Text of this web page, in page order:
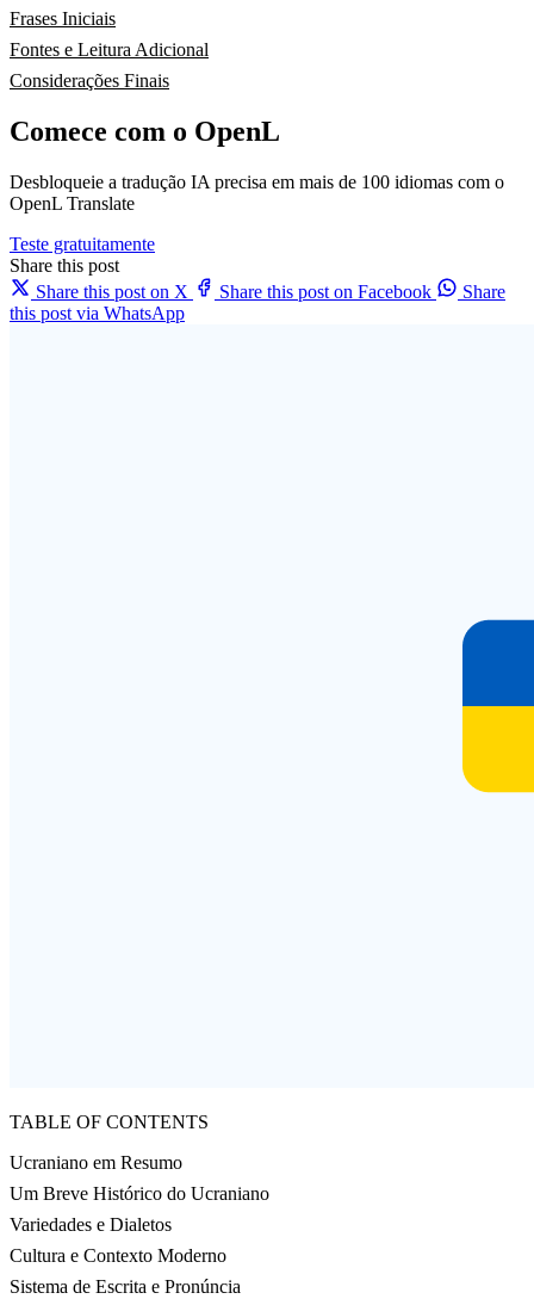
Frases Iniciais
Fontes e Leitura Adicional
Considerações Finais
Comece com o OpenL
Desbloqueie a tradução IA precisa em mais de 100 idiomas com o
OpenL Translate
Teste gratuitamente
Share this post
Share this post on X
Share this post on Facebook
Share
this post via WhatsApp
TABLE OF CONTENTS
Ucraniano em Resumo
Um Breve Histórico do Ucraniano
Variedades e Dialetos
Cultura e Contexto Moderno
Sistema de Escrita e Pronúncia